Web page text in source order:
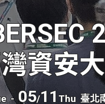
資安
-05/11 Thu 臺北